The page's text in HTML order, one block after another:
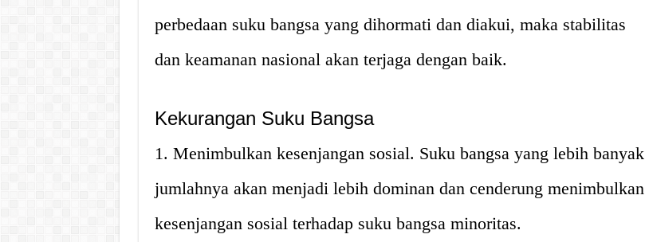
perbedaan suku bangsa yang dihormati dan diakui, maka stabilitas
dan keamanan nasional akan terjaga dengan baik.
Kekurangan Suku Bangsa
1. Menimbulkan kesenjangan sosial. Suku bangsa yang lebih banyak
jumlahnya akan menjadi lebih dominan dan cenderung menimbulkan
kesenjangan sosial terhadap suku bangsa minoritas.